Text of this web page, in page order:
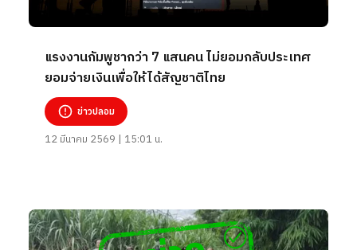
แรงงานกัมพูชากว่า 7 แสนคน ไม่ยอมกลับประเทศ
ยอมจ่ายเงินเพื่อให้ได้สัญชาติไทย
ข่าวปลอม
12 มีนาคม 2569 | 15:01 น.